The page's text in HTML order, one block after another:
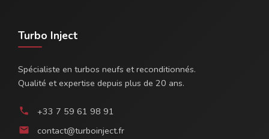
Turbo Inject
Spécialiste en turbos neufs et reconditionnés.
Qualité et expertise depuis plus de 20 ans.
phone +33 7 59 61 98 91
email contact@turboinject.fr